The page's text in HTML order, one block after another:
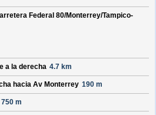
Federal 80/Monterrey/Tampico-
a la derecha 4.7 km
hacia Av Monterrey 190 m
750 m